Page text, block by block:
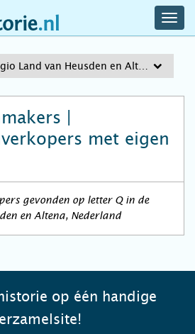
Land van Heusden en Altena
|
met eigen
gevonden op letter Q in de
en Altena, Nederland
op één handige